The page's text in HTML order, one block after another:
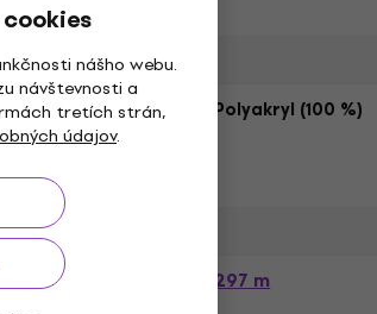
nášho webu.
návštevnosti a
tretích strán,
údajov.
Polyakryl (100 %)
297 m